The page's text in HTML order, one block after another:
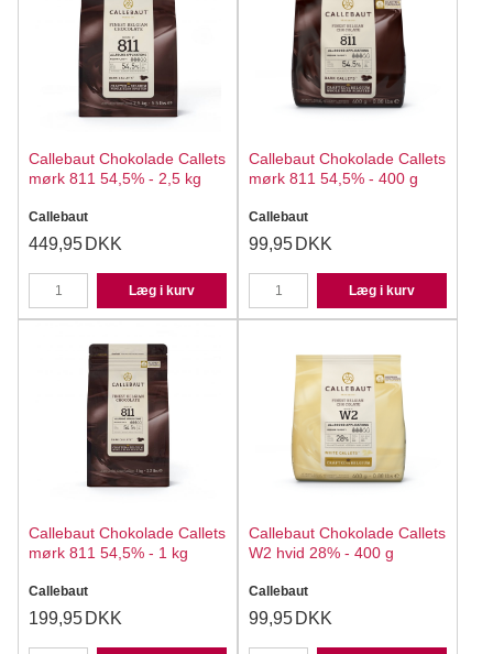
Callebaut Chokolade Callets
mørk 811 54,5% - 2,5 kg
Callebaut
449,95 DKK
Læg i kurv
Callebaut Chokolade Callets
mørk 811 54,5% - 400 g
Callebaut
99,95 DKK
Læg i kurv
Callebaut Chokolade Callets
mørk 811 54,5% - 1 kg
Callebaut
199,95 DKK
Callebaut Chokolade Callets
W2 hvid 28% - 400 g
Callebaut
99,95 DKK